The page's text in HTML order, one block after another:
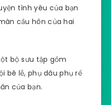
tình yêu của bạn
cầu hôn của hai
bộ sưu tập gồm
bê lễ, phụ dâu phụ rể
của bạn.